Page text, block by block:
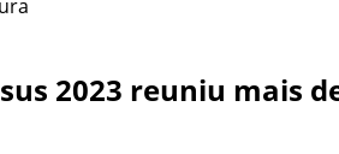
2023 reuniu mais